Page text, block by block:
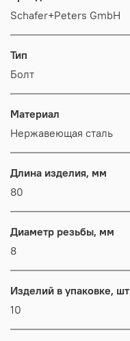
Schafer+Peters GmbH
Тип
Болт
Материал
Нержавеющая сталь
Длина изделия, мм
80
Диаметр резьбы, мм
8
Изделий в упаковке, шт
10